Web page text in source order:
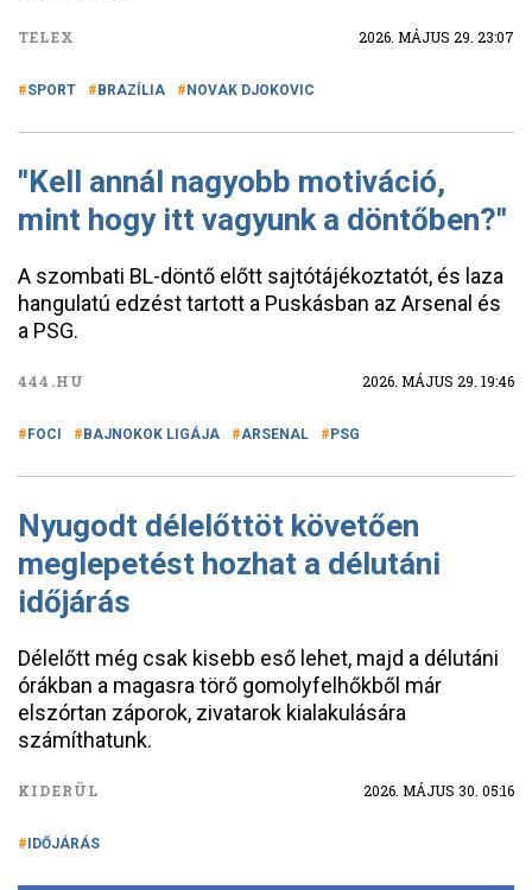
TELEX 2026. MÁJUS 29. 23:07
SPORT BRAZÍLIA NOVAK DJOKOVIC
"Kell annál nagyobb motiváció,
mint hogy itt vagyunk a döntőben?"
A szombati BL-döntő előtt sajtótájékoztatót, és laza
hangulatú edzést tartott a Puskásban az Arsenal és
a PSG.
444.HU 2026. MÁJUS 29. 19:46
FOCI BAJNOKOK LIGÁJA ARSENAL PSG
Nyugodt délelőttöt követően
meglepetést hozhat a délutáni
időjárás
Délelőtt még csak kisebb eső lehet, majd a délutáni
órákban a magasra törő gomolyfelhőkből már
elszórtan záporok, zivatarok kialakulására
számíthatunk.
KIDERÜL 2026. MÁJUS 30. 05:16
IDŐJÁRÁS